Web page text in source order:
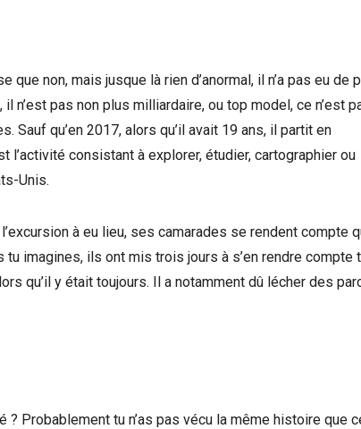
non, mais jusque là rien d’anormal, il n’a pas eu de
pas non plus milliardaire, ou top model, ce n’est
Sauf qu’en 2017, alors qu’il avait 19 ans, il partit en
consistant à explorer, étudier, cartographier ou
Unis.
à eu lieu, ses camarades se rendent compte
imagines, ils ont mis trois jours à s’en rendre compte
qu’il y était toujours. Il a notamment dû lécher des
Probablement tu n’as pas vécu la même histoire que